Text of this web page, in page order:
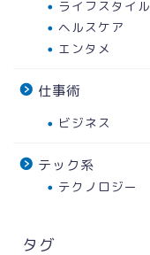
ライフスタイル
ヘルスケア
エンタメ
仕事術
ビジネス
テック系
テクノロジー
タグ